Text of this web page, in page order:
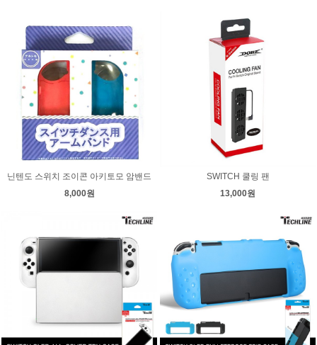
닌텐도 스위치 조이콘 아키토모 암밴드
8,000원
SWITCH 쿨링 팬
13,000원